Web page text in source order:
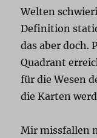
Welten
Definition
das aber doch.
Quadrant
für die Wesen
die Karten
Mir missfallen